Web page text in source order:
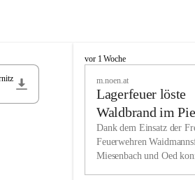
die zum Schifahren oder
Kulturvereine.
dass Sie in Miesenbach sowie
Gaststätten und urigen
als lebens- und liebenswerten Ort.
werden ebenso groß geschrieben
M
h
vor 1 Woche
m.noen.at
Lagerfeuer löste
Waldbrand im
aus
Dank dem Einsatz der
Feuerwehren
Miesenbach und Oed